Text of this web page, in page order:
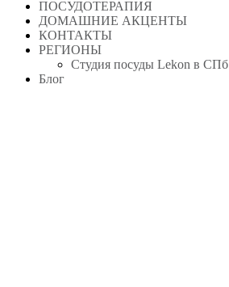
ПОСУДОТЕРАПИЯ
ДОМАШНИЕ АКЦЕНТЫ
КОНТАКТЫ
РЕГИОНЫ
Студия посуды Lekon в СПб
Блог